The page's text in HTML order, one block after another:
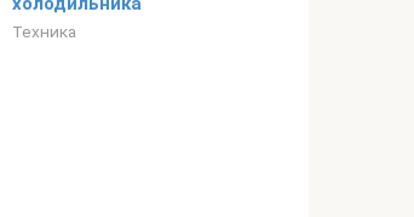
Техника